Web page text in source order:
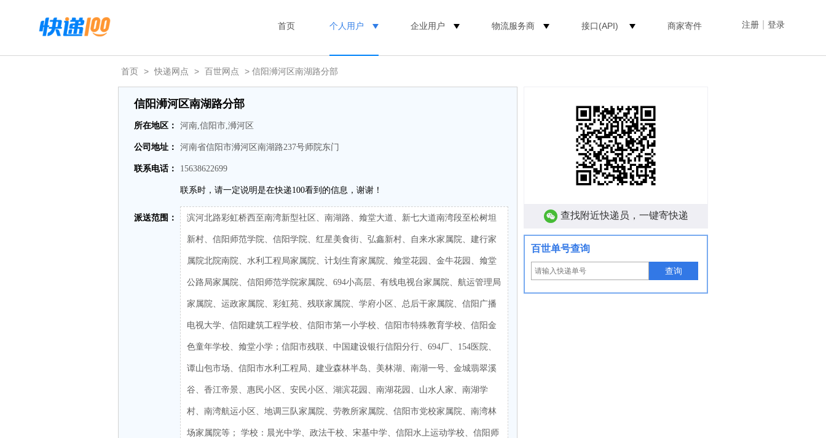
注册 登录
首页 个人用户 企业用户 物流服务商 接口(API) 商家寄件
首页 > 快递网点 > 百世网点 > 信阳浉河区南湖路分部
信阳浉河区南湖路分部
所在地区： 河南,信阳市,浉河区
公司地址： 河南省信阳市浉河区南湖路237号师院东门
联系电话： 15638622699
联系时，请一定说明是在快递100看到的信息，谢谢！
派送范围： 滨河北路彩虹桥西至南湾新型社区、南湖路、飨堂大道、新七大道南湾段至松树坦
新村、信阳师范学院、信阳学院、红星美食街、弘鑫新村、自来水家属院、建行家
属院北院南院、水利工程局家属院、计划生育家属院、飨堂花园、金牛花园、飨堂
公路局家属院、信阳师范学院家属院、694小高层、有线电视台家属院、航运管理局
家属院、运政家属院、彩虹苑、残联家属院、学府小区、总后干家属院、信阳广播
电视大学、信阳建筑工程学校、信阳市第一小学校、信阳市特殊教育学校、信阳金
色童年学校、飨堂小学；信阳市残联、中国建设银行信阳分行、694厂、154医院、
谭山包市场、信阳市水利工程局、建业森林半岛、美林湖、南湖一号、金城翡翠溪
谷、香江帝景、惠民小区、安民小区、湖滨花园、南湖花园、山水人家、南湖学
村、南湾航运小区、地调三队家属院、劳教所家属院、信阳市党校家属院、南湾林
场家属院等； 学校：晨光中学、政法干校、宋基中学、信阳水上运动学校、信阳师
查找附近快递员，一键寄快递
百世单号查询
查询